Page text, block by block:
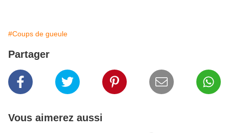
#Coups de gueule
Partager
Vous aimerez aussi